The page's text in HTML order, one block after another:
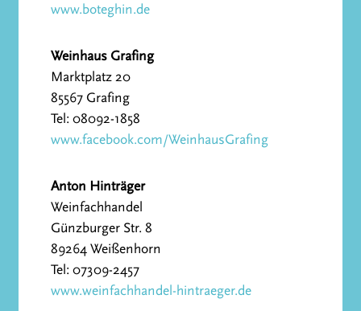
www.boteghin.de
Weinhaus Grafing
Marktplatz 20
85567 Grafing
Tel: 08092-1858
www.facebook.com/WeinhausGrafing
Anton Hinträger
Weinfachhandel
Günzburger Str. 8
89264 Weißenhorn
Tel: 07309-2457
www.weinfachhandel-hintraeger.de